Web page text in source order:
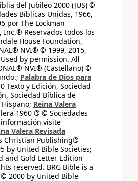
del Jubileo 2000 (JUS) ©
Bíblicas Unidas, 1966,
por The Lockman
Reservados todos los
House Foundation,
NVI® © 1999, 2015,
by permission. All
NVI® (Castellano) ©
Palabra de Dios para
Texto y Edición, Sociedad
Sociedad Bíblica de
Reina Valera
1960 ® © Sociedades
información visite
Valera Revisada
Christian Publishing®
by United Bible Societies;
and Gold Letter Edition
reserved. BRG Bible is a
2000 by United Bible